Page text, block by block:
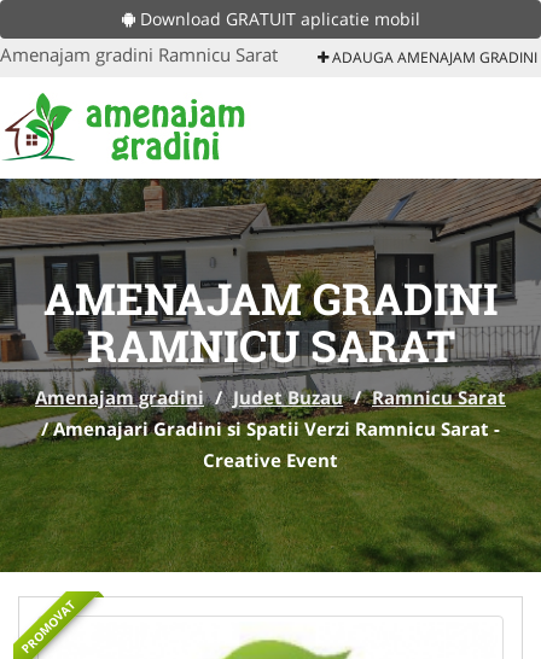
Download GRATUIT aplicatie mobil
Amenajam gradini Ramnicu Sarat ADAUGA AMENAJAM GRADINI
AMENAJAM GRADINI
RAMNICU SARAT
Amenajam gradini / Judet Buzau / Ramnicu Sarat
/Amenajari Gradini si Spatii Verzi Ramnicu Sarat -
Creative Event
PROMOVAT